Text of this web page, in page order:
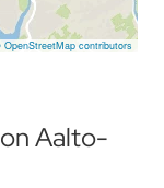
OpenStreetMap contributors
Aalto-